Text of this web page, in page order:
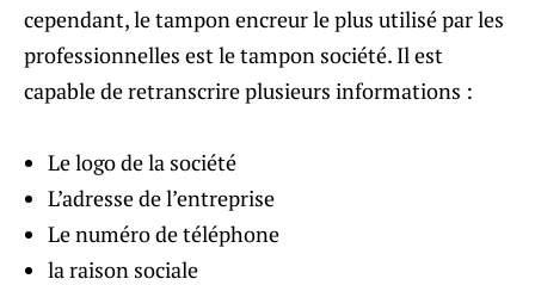
cependant, le tampon encreur le plus utilisé par les
professionnelles est le tampon société. Il est
capable de retranscrire plusieurs informations :
Le logo de la société
L’adresse de l’entreprise
Le numéro de téléphone
la raison sociale